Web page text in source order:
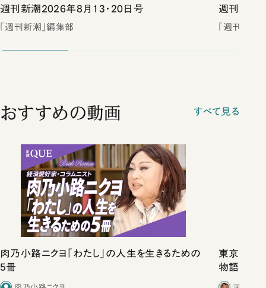
週刊新潮2026年8月13・20日号
「週刊新潮」編集部
週刊新潮
「週刊新潮
おすすめの動画 すべて見る
肉乃小路ニクヨ「わたし」の人生を生きるための
5冊
東京は都
物語」に